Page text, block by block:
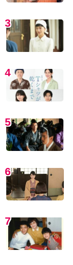
3
4
5
6
7